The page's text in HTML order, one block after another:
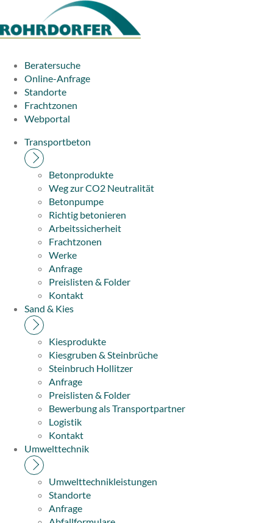
Beratersuche
Online-Anfrage
Standorte
Frachtzonen
Webportal
Transportbeton
Betonprodukte
Weg zur CO2 Neutralität
Betonpumpe
Richtig betonieren
Arbeitssicherheit
Frachtzonen
Werke
Anfrage
Preislisten & Folder
Kontakt
Sand & Kies
Kiesprodukte
Kiesgruben & Steinbrüche
Steinbruch Hollitzer
Anfrage
Preislisten & Folder
Bewerbung als Transportpartner
Logistik
Kontakt
Umwelttechnik
Umwelttechnikleistungen
Standorte
Anfrage